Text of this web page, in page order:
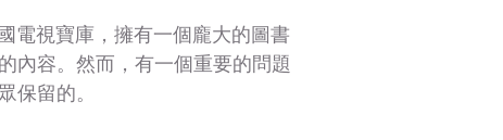
電視寶庫，擁有一個龐大的圖書
內容。然而，有一個重要的問題
保留的。